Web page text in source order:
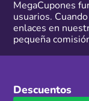
MegaCupones
usuarios.
enlaces en
pequeña
Descuentos